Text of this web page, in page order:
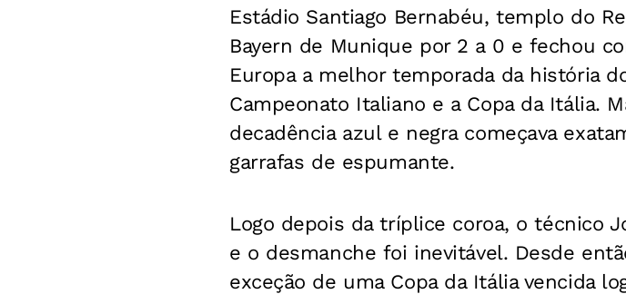
Estádio Santiago Bernabéu, templo do
Bayern de Munique por 2 a 0 e fechou
Europa a melhor temporada da história
Campeonato Italiano e a Copa da Itália.
decadência azul e negra começava
garrafas de espumante.
Logo depois da tríplice coroa, o técnico
e o desmanche foi inevitável. Desde
exceção de uma Copa da Itália vencida